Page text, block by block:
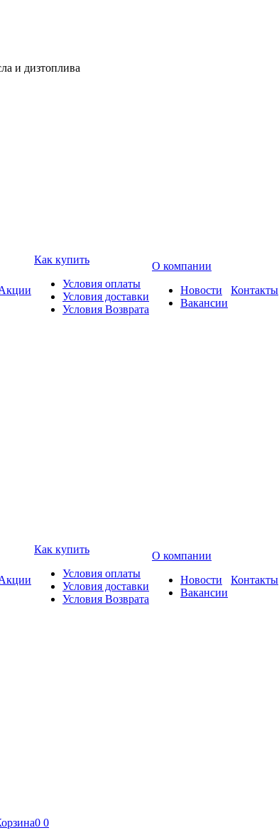
и дизтоплива
Как купить
Условия оплаты
Условия доставки
Условия Возврата
О компании
Новости
Вакансии
Контакты
Как купить
Условия оплаты
Условия доставки
Условия Возврата
О компании
Новости
Вакансии
Контакты
0 0